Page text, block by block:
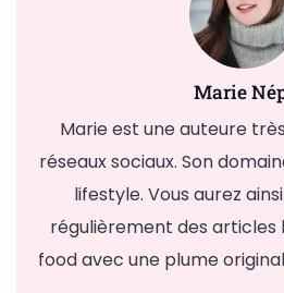
Marie
Marie est une auteure
réseaux sociaux. Son
lifestyle. Vous aurez
régulièrement des
food avec une plume